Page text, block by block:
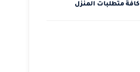
كافة متطلبات المنزل